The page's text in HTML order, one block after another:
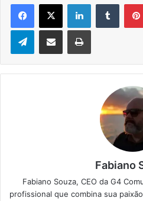
Telegram
Fabiano
Fabiano Souza, CEO da G4
profissional que combina sua